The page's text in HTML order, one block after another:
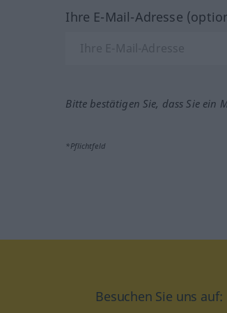
Ihre E-Mail-Adresse
Bitte bestätigen Sie, dass Sie ein
*Pflichtfeld
Besuchen Sie uns auf: